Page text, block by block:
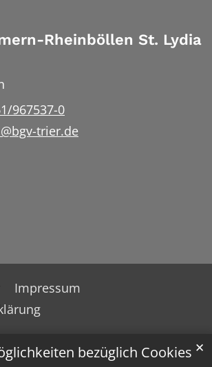
bezüglich Cookies ✕
Rheinböllen St. Lydia
967537-0
trier.de
auf Facebook
Impressum